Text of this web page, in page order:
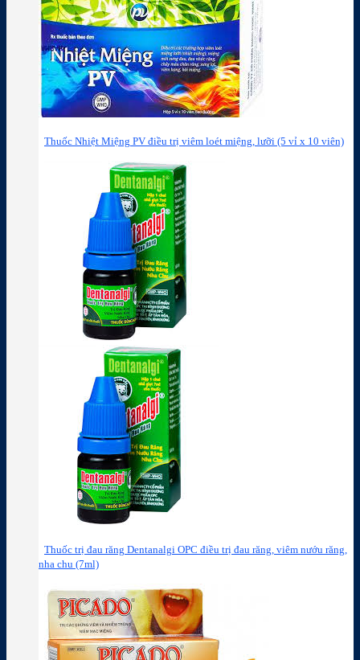
Thuốc Nhiệt Miệng PV điều trị viêm loét miệng, lưỡi (5 vỉ x 10 viên)
Thuốc trị đau răng Dentanalgi OPC điều trị đau răng, viêm nướu răng,
nha chu (7ml)